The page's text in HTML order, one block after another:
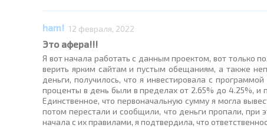
ham! 12 февраля, 2022
Это афера!!!
Я вот начала работать с данным проектом, вот только
верить ярким сайтам и пустым обещаниям, а также
деньги, получилось, что я инвестировала с
проценты в день были в пределах от 2.65% до 4.25%,
Единственное, что первоначальную сумму я могла
потом перестали и сообщили, что деньги пропали, при
начала с их правилами, я подтвердила, что